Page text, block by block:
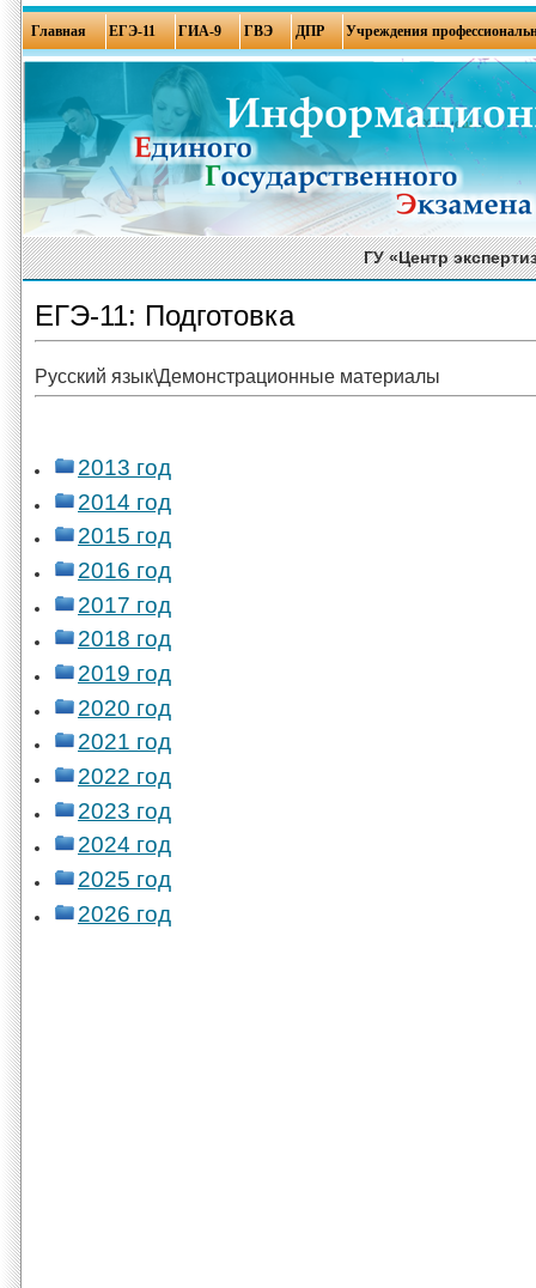
Главная ЕГЭ-11 ГИА-9 ГВЭ ДПР Учреждения
ГУ «Центр
ЕГЭ-11: Подготовка
Русский язык\Демонстрационные материалы
2013 год
2014 год
2015 год
2016 год
2017 год
2018 год
2019 год
2020 год
2021 год
2022 год
2023 год
2024 год
2025 год
2026 год